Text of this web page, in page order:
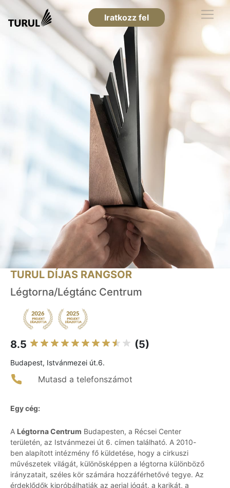
Iratkozz fel
TURUL DÍJAS RANGSOR
Légtorna/Légtánc Centrum
8.5 (5)
Budapest, Istvánmezei út.6.
Mutasd a telefonszámot
Egy cég:
A Légtorna Centrum Budapesten, a Récsei Center
területén, az Istvánmezei út 6. címen található. A 2010-
ben alapított intézmény fő küldetése, hogy a cirkuszi
művészetek világát, különösképpen a légtorna különböző
irányzatait, széles kör számára hozzáférhetővé tegye. Az
érdeklődők kipróbálhatják az aerial jógát, a karikát, a